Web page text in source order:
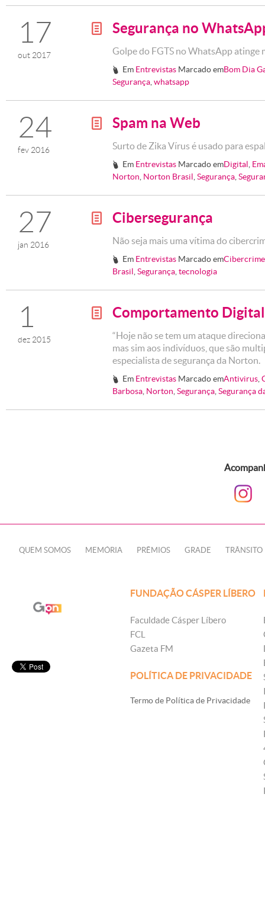
17
out 2017
g Segurança no
Golpe do FGTS no WhatsApp atinge
# Em Entrevistas Marcado emBom Dia
Segurança whatsapp
24
fev 2016
g Spam na Web
Surto de Zika Vírus é usado para
# Em Entrevistas Marcado emDigital
Norton Norton Brasil Segurança
27
jan 2016
g Cibersegurança
Não seja mais uma vítima do
# Em Entrevistas Marcado emCibercrime
Brasil Segurança tecnologia
1
dez 2015
g Comportamento Digital
“Hoje não se tem um ataque
mas sim aos indivíduos, que são
especialista de segurança da Norton.
# Em Entrevistas Marcado emAntivirus ,
Barbosa Norton Segurança Segurança
QUEM SOMOS MEMÓRIA PRÊMIOS GRADE TRÂNSITO
FUNDAÇÃO CÁSPER LÍBERO
Faculdade Cásper Líbero
FCL
Gazeta FM
POLÍTICA DE PRIVACIDADE
Termo de Política de Privacidade